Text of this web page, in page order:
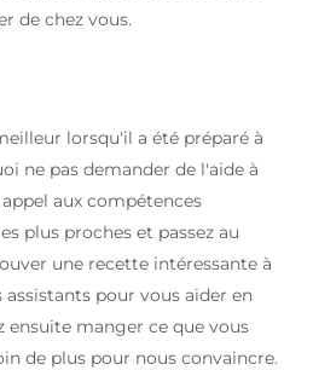
de chez vous.
lorsqu'il a été préparé à
ne pas demander de l'aide à
aux compétences
plus proches et passez au
une recette intéressante à
assistants pour vous aider en
ensuite manger ce que vous
de plus pour nous convaincre.